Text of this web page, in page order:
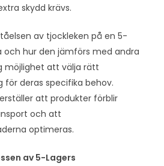
skydd krävs.
av tjockleken på en 5-
och hur den jämförs med andra
möjlighet att välja rätt
för deras specifika behov.
att produkter förblir
och att
optimeras.
av 5-Lagers